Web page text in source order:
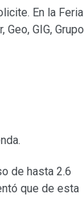
En la Feria
GIG, Grupo
de hasta 2.6
que de esta